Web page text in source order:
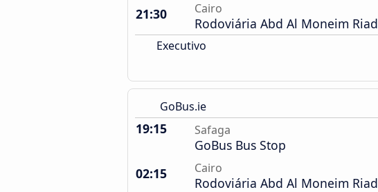
21:30
Cairo
Rodoviária Abd Al Moneim Riad
Executivo
GoBus.ie
19:15 Safaga
GoBus Bus Stop
02:15
Cairo
Rodoviária Abd Al Moneim Riad